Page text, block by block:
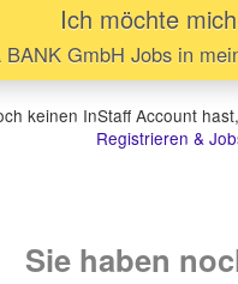
Ich möchte
BANK GmbH Jobs in
keinen InStaff Account
Registrieren &
Sie haben